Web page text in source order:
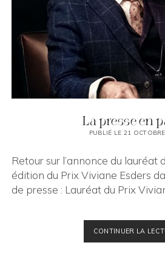
FAQ
FR
ouvrir
menu
facebook
La presse en
PUBLIÉ LE 21
Retour sur l’annonce du lauréat
édition du Prix Viviane Esders
de presse : Lauréat du Prix
CONTINUER LA